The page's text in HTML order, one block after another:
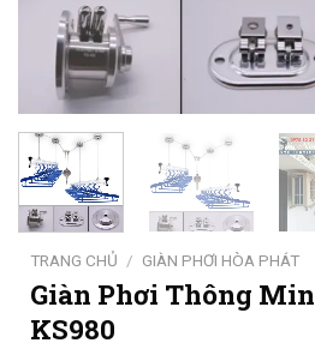
TRANG CHỦ / GIÀN PHƠI HÒA PHÁT
Giàn Phơi Thông
KS980